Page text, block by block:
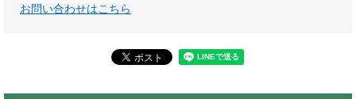
お問い合わせはこちら